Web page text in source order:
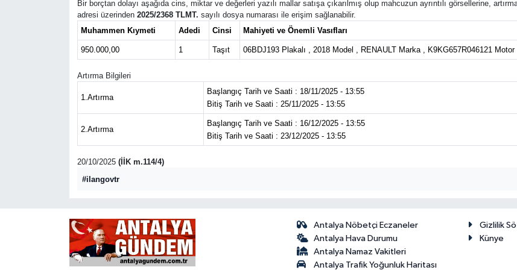
Bir borçtan dolayı aşağıda cins, miktar ve değerleri yazılı mallar satışa çıkarılmış olup mahcuzun ayrıntılı görsellerine,
adresi üzerinden 2025/2368 TLMT. sayılı dosya numarası ile erişim sağlanabilir.
Muhammen Kıymeti
Adedi Cinsi Mahiyeti ve Önemli Vasıfları
950.000,00 1 Taşıt 06BDJ193 Plakalı , 2018 Model , RENAULT Marka , K9KG657R046121
Artırma Bilgileri
1.Artırma
Başlangıç Tarih ve Saati : 18/11/2025 - 13:55
Bitiş Tarih ve Saati : 25/11/2025 - 13:55
2.Artırma
Başlangıç Tarih ve Saati : 16/12/2025 - 13:55
Bitiş Tarih ve Saati : 23/12/2025 - 13:55
20/10/2025 (İİK m.114/4)
#ilangovtr
Antalya Nöbetçi Eczaneler
Antalya Hava Durumu
Antalya Namaz Vakitleri
Antalya Trafik Yoğunluk Haritası
Gizlilik
Künye
Kültür & Sanat
Resmi İlan
Sağlık & Yaşam